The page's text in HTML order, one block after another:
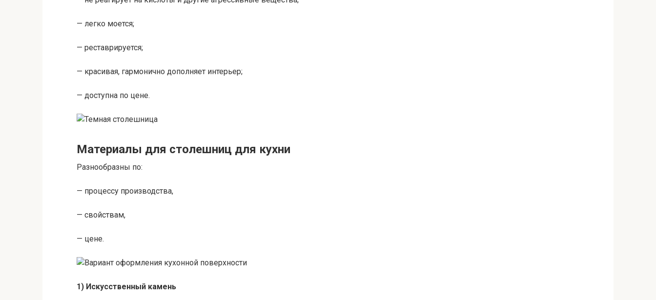
— легко моется;
— реставрируется;
— красивая, гармонично дополняет интерьер;
— доступна по цене.
Материалы для столешниц для кухни
Разнообразны по:
— процессу производства,
— свойствам,
— цене.
1) Искусственный камень